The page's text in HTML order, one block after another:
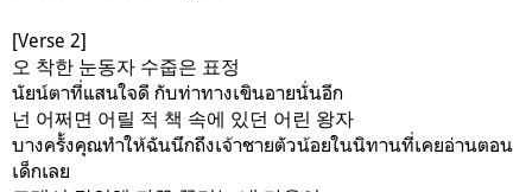
[Verse 2]
오 착한 눈동자 수줍은 표정
นัยน์ตาที่แสนใจดี กับท่าทางเขินอายนั่นอีก
넌 어쩌면 어릴 적 책 속에 있던 어린 왕자
บางครั้งคุณทำให้ฉันนึกถึงเจ้าชายตัวน้อยในนิทานที่เคยอ่านตอน
เด็กเลย